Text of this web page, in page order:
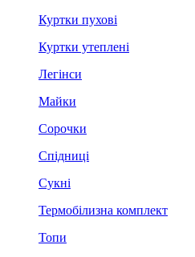
Куртки пухові
Куртки утеплені
Легінси
Майки
Сорочки
Спідниці
Сукні
Термобілизна комплект
Топи